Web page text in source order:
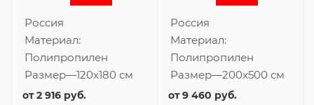
Россия
Материал:
Полипропилен
Размер—120x180 см
от2 916 руб.
Россия
Материал:
Полипропилен
Размер—200x500 см
от9 460 руб.